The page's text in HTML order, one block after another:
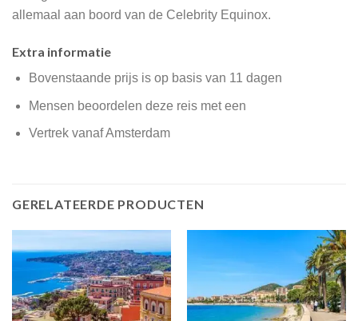
allemaal aan boord van de Celebrity Equinox.
Extra informatie
Bovenstaande prijs is op basis van 11 dagen
Mensen beoordelen deze reis met een
Vertrek vanaf Amsterdam
GERELATEERDE PRODUCTEN